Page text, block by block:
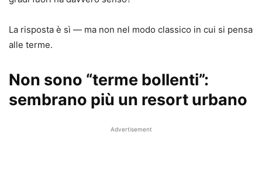
La risposta è sì — ma non nel modo classico in cui si pensa
alle terme.
Non sono “terme bollenti”:
sembrano più un resort urbano
Advertisement